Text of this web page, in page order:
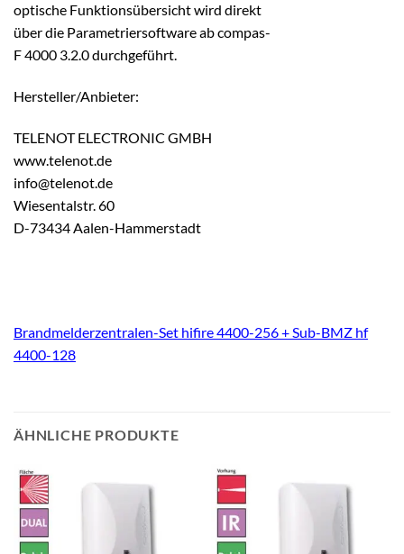
optische Funktionsübersicht wird direkt
über die Parametriersoftware ab compas-
F 4000 3.2.0 durchgeführt.
Hersteller/Anbieter:
TELENOT ELECTRONIC GMBH
www.telenot.de
info@telenot.de
Wiesentalstr. 60
D-73434 Aalen-Hammerstadt
Brandmelderzentralen-Set hifire 4400-256 + Sub-BMZ hf
4400-128
ÄHNLICHE PRODUKTE